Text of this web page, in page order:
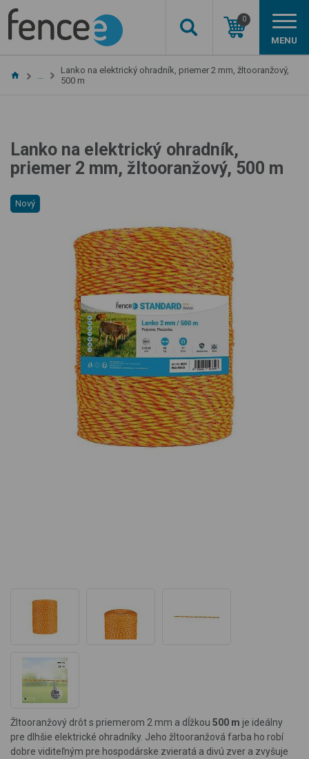
0
MENU
…
Lanko na elektrický ohradník, priemer 2 mm, žltooranžový,
500 m
Lanko na elektrický ohradník,
priemer 2 mm, žltooranžový, 500 m
Nový
Žltooranžový drôt s priemerom 2 mm a dĺžkou 500 m je ideálny
pre dlhšie elektrické ohradníky. Jeho žltooranžová farba ho robí
dobre viditeľným pre hospodárske zvieratá a divú zver a zvyšuje